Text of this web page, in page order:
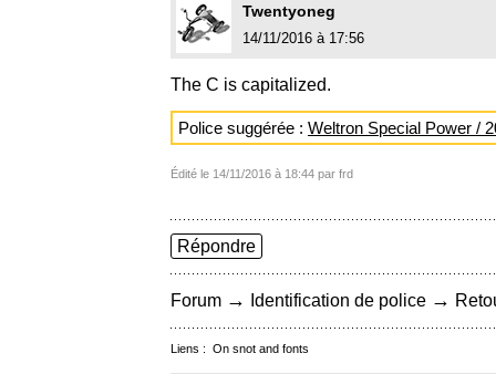
Twentyoneg
14/11/2016 à 17:56
The C is capitalized.
Police suggérée : Weltron Special Power /
Édité le 14/11/2016 à 18:44 par frd
Répondre
Forum → Identification de police →
Liens : On snot and fonts